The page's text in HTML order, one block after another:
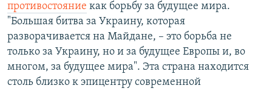
противостояние как борьбу за будущее мира.
"Большая битва за Украину, которая
разворачивается на Майдане, – это борьба не
только за Украину, но и за будущее Европы и, во
многом, за будущее мира". Эта страна находится
столь близко к эпицентру современной